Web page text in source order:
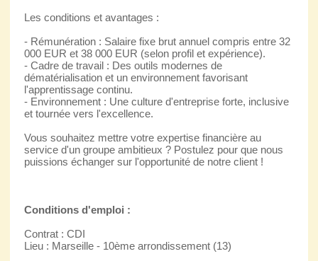
Les conditions et avantages :
- Rémunération : Salaire fixe brut annuel compris entre 32
000 EUR et 38 000 EUR (selon profil et expérience).
- Cadre de travail : Des outils modernes de
dématérialisation et un environnement favorisant
l'apprentissage continu.
- Environnement : Une culture d'entreprise forte, inclusive
et tournée vers l'excellence.
Vous souhaitez mettre votre expertise financière au
service d'un groupe ambitieux ? Postulez pour que nous
puissions échanger sur l'opportunité de notre client !
Conditions d'emploi :
Contrat : CDI
Lieu : Marseille - 10ème arrondissement (13)